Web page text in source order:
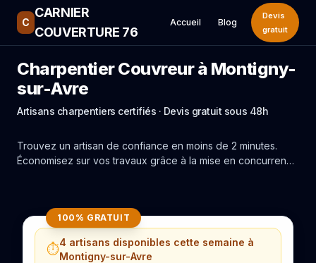
C
CARNIER
COUVERTURE 76
Accueil Blog
Devis
gratuit
Charpentier Couvreur à Montigny-
sur-Avre
Artisans charpentiers certifiés · Devis gratuit sous 48h
Trouvez un artisan de confiance en moins de 2 minutes.
Économisez sur vos travaux grâce à la mise en concurrence
100% GRATUIT
⏱️4 artisans disponibles cette semaine à
Montigny-sur-Avre